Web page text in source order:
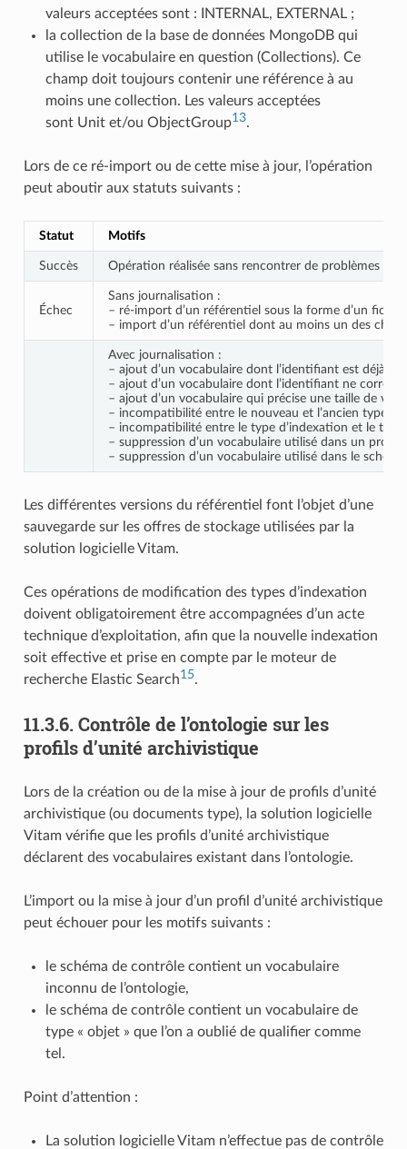
valeurs acceptées sont : INTERNAL, EXTERNAL ;
la collection de la base de données MongoDB qui
utilise le vocabulaire en question (Collections). Ce
champ doit toujours contenir une référence à au
moins une collection. Les valeurs acceptées
sont Unit et/ou ObjectGroup13.
Lors de ce ré-import ou de cette mise à jour, l’opération
peut aboutir aux statuts suivants :
Statut Motifs
Succès Opération réalisée sans rencontrer de problèmes
Échec
Sans journalisation :
– ré-import d’un référentiel sous la forme d’un
– import d’un référentiel dont au moins un des
Avec journalisation :
– ajout d’un vocabulaire dont l’identifiant est déjà
– ajout d’un vocabulaire dont l’identifiant ne
– ajout d’un vocabulaire qui précise une taille de
– incompatibilité entre le nouveau et l’ancien type
– incompatibilité entre le type d’indexation et le type
– suppression d’un vocabulaire utilisé dans un profil
– suppression d’un vocabulaire utilisé dans le
Les différentes versions du référentiel font l’objet d’une
sauvegarde sur les offres de stockage utilisées par la
solution logicielle Vitam.
Ces opérations de modification des types d’indexation
doivent obligatoirement être accompagnées d’un acte
technique d’exploitation, afin que la nouvelle indexation
soit effective et prise en compte par le moteur de
recherche Elastic Search15.
11.3.6. Contrôle de l’ontologie sur les
profils d’unité archivistique
Lors de la création ou de la mise à jour de profils d’unité
archivistique (ou documents type), la solution logicielle
Vitam vérifie que les profils d’unité archivistique
déclarent des vocabulaires existant dans l’ontologie.
L’import ou la mise à jour d’un profil d’unité archivistique
peut échouer pour les motifs suivants :
le schéma de contrôle contient un vocabulaire
inconnu de l’ontologie,
le schéma de contrôle contient un vocabulaire de
type « objet » que l’on a oublié de qualifier comme
tel.
Point d’attention :
La solution logicielle Vitam n’effectue pas de contrôle